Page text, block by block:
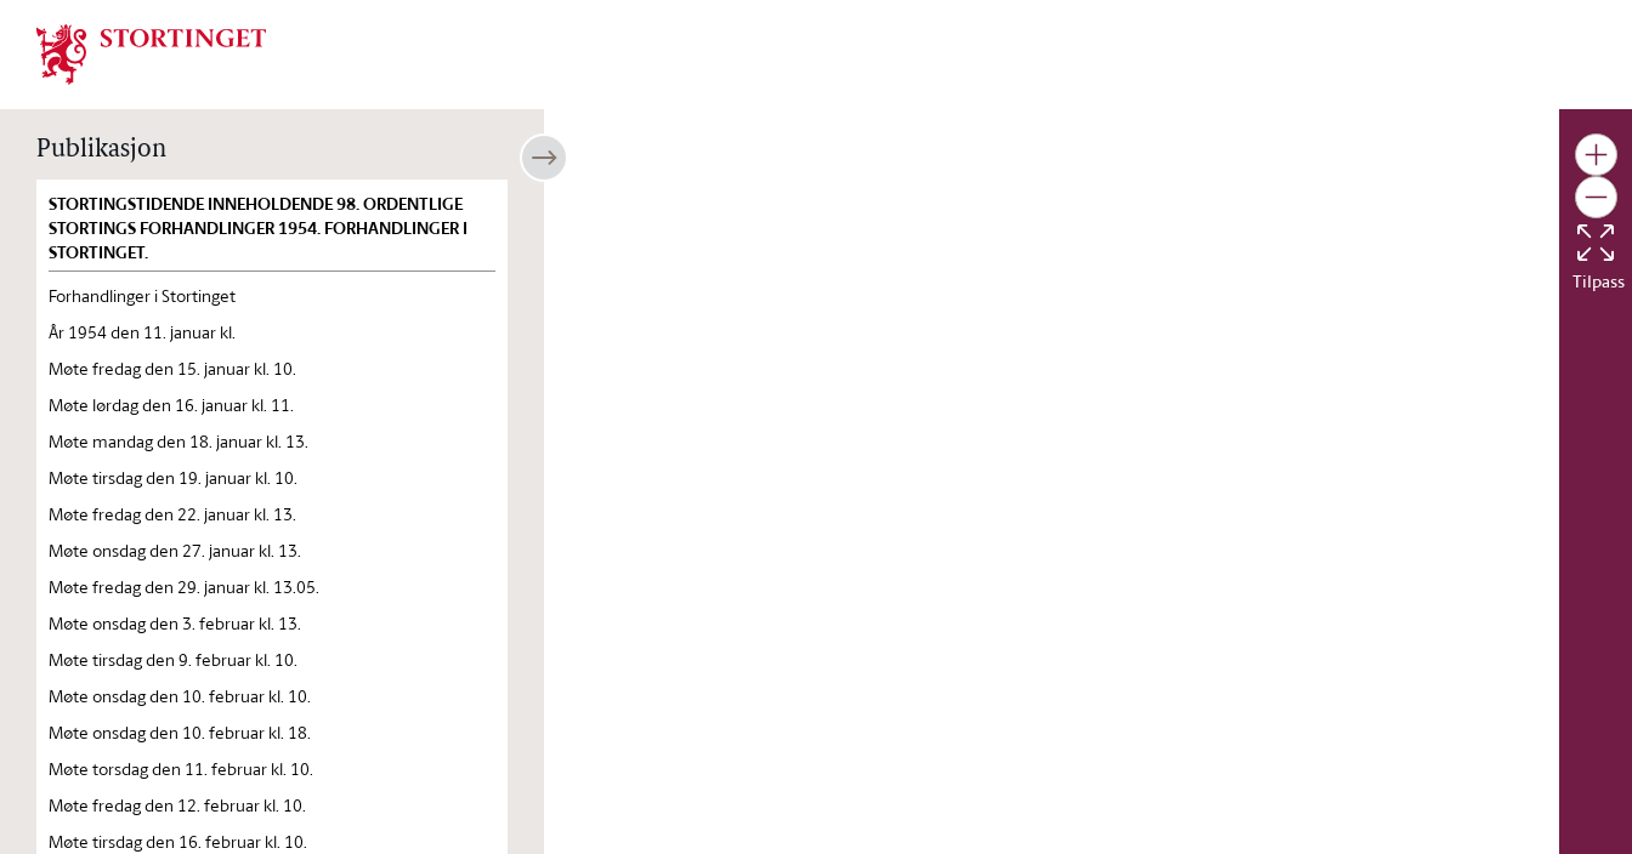
Stortinget.no
Publikasjon
STORTINGSTIDENDE INNEHOLDENDE 98. ORDENTLIGE
STORTINGS FORHANDLINGER 1954. FORHANDLINGER I
STORTINGET.
Forhandlinger i Stortinget
År 1954 den 11. januar kl.
Møte fredag den 15. januar kl. 10.
Møte lørdag den 16. januar kl. 11.
Møte mandag den 18. januar kl. 13.
Møte tirsdag den 19. januar kl. 10.
Møte fredag den 22. januar kl. 13.
Møte onsdag den 27. januar kl. 13.
Møte fredag den 29. januar kl. 13.05.
Møte onsdag den 3. februar kl. 13.
Møte tirsdag den 9. februar kl. 10.
Møte onsdag den 10. februar kl. 10.
Møte onsdag den 10. februar kl. 18.
Møte torsdag den 11. februar kl. 10.
Møte fredag den 12. februar kl. 10.
Møte tirsdag den 16. februar kl. 10.